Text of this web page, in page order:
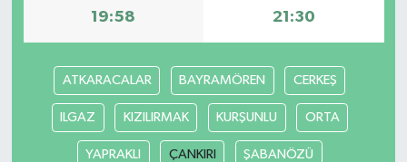
19:58 21:30
ATKARACALAR BAYRAMÖREN CERKEŞ
ILGAZ KIZILIRMAK KURŞUNLU ORTA
YAPRAKLI ÇANKIRI ŞABANÖZÜ